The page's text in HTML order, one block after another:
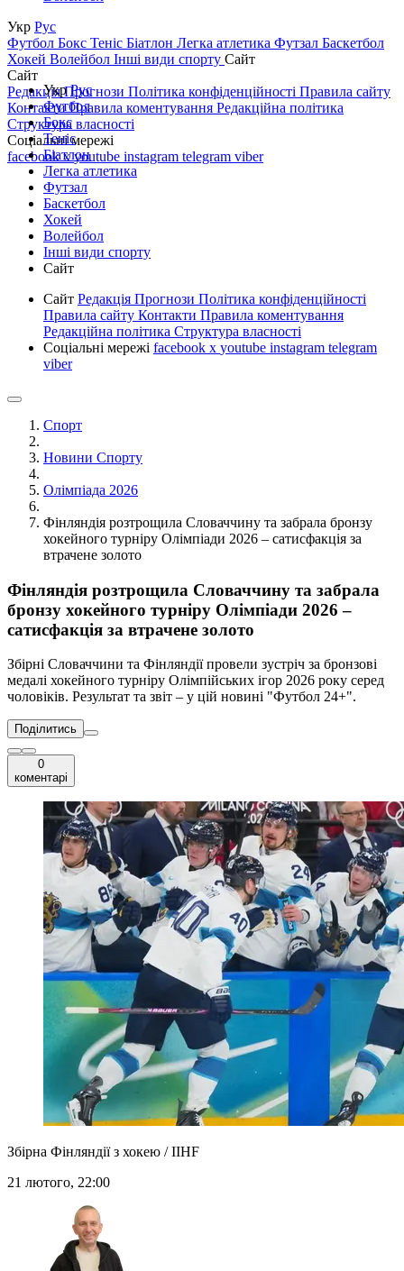
Укр Рус
Футбол Бокс Теніс Біатлон Легка атлетика Футзал Баскетбол
Хокей Волейбол Інші види спорту Сайт
Сайт
РедакціяПрогнози Політика конфіденційності Правила сайту
КонтактиПравила коментування Редакційна політика
Структура власності
Соціальні мережі
facebookxyoutube instagram telegram viber
УкрРус
Футбол
Бокс
Теніс
Біатлон
Легка атлетика
Футзал
Баскетбол
Хокей
Волейбол
Інші види спорту
Сайт
Сайт Редакція Прогнози Політика конфіденційності
Правила сайту Контакти Правила коментування
Редакційна політика Структура власності
Соціальні мережі facebook x youtube instagram telegram
viber
Спорт
Новини Спорту
Олімпіада 2026
Фінляндія розтрощила Словаччину та забрала бронзу
хокейного турніру Олімпіади 2026 – сатисфакція за
втрачене золото
Фінляндія розтрощила Словаччину та забрала
бронзу хокейного турніру Олімпіади 2026 –
сатисфакція за втрачене золото
Збірні Словаччини та Фінляндії провели зустріч за бронзові
медалі хокейного турніру Олімпійських ігор 2026 року серед
чоловіків. Результат та звіт – у цій новині "Футбол 24+".
Поділитись
0
коментарі
Збірна Фінляндії з хокею / IIHF
21 лютого, 22:00